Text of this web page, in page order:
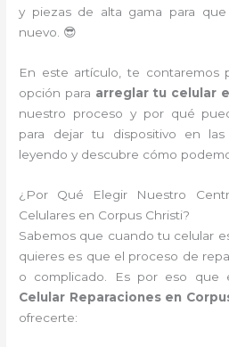
y piezas de alta gama para
nuevo. 😎
En este artículo, te contaremos
opción para arreglar tu celular
nuestro proceso y por qué
para dejar tu dispositivo en las
leyendo y descubre cómo
¿Por Qué Elegir Nuestro
Celulares en Corpus Christi?
Sabemos que cuando tu celular
quieres es que el proceso de
o complicado. Es por eso que
Celular Reparaciones en
ofrecerte: